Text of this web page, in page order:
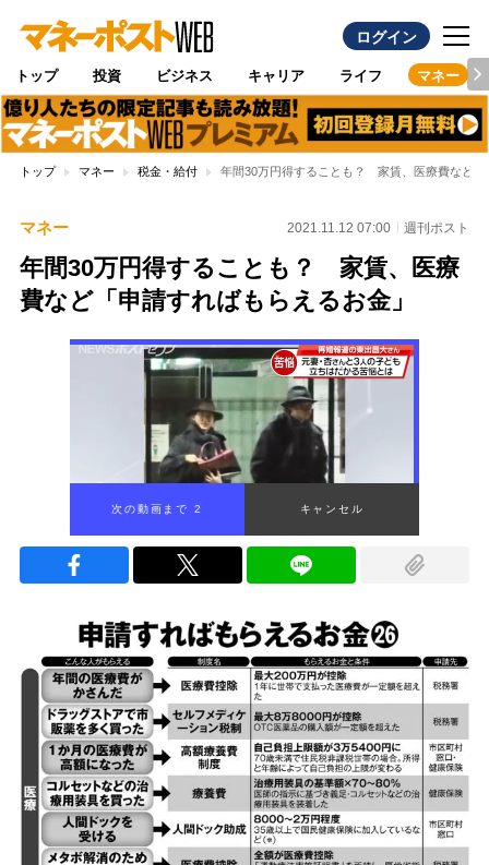
ログイン
トップ 投資 ビジネス キャリア ライフ マネー
トップ マネー 税金・給付 年間30万円得することも？ 家賃、医療費など「
マネー 2021.11.12 07:00 週刊ポスト
年間30万円得することも？ 家賃、医療
費など「申請すればもらえるお金」
次の動画まで 1 キャンセル